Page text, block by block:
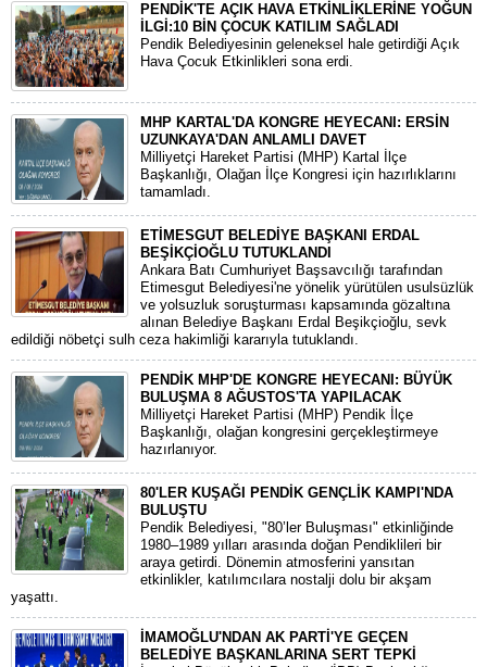
PENDİK'TE AÇIK HAVA ETKİNLİKLERİNE YOĞUN
İLGİ:10 BİN ÇOCUK KATILIM SAĞLADI
Pendik Belediyesinin geleneksel hale getirdiği Açık
Hava Çocuk Etkinlikleri sona erdi.
MHP KARTAL'DA KONGRE HEYECANI: ERSİN
UZUNKAYA'DAN ANLAMLI DAVET
Milliyetçi Hareket Partisi (MHP) Kartal İlçe
Başkanlığı, Olağan İlçe Kongresi için hazırlıklarını
tamamladı.
ETİMESGUT BELEDİYE BAŞKANI ERDAL
BEŞİKÇİOĞLU TUTUKLANDI
Ankara Batı Cumhuriyet Başsavcılığı tarafından
Etimesgut Belediyesi'ne yönelik yürütülen usulsüzlük
ve yolsuzluk soruşturması kapsamında gözaltına
alınan Belediye Başkanı Erdal Beşikçioğlu, sevk
edildiği nöbetçi sulh ceza hakimliği kararıyla tutuklandı.
PENDİK MHP'DE KONGRE HEYECANI: BÜYÜK
BULUŞMA 8 AĞUSTOS'TA YAPILACAK
​Milliyetçi Hareket Partisi (MHP) Pendik İlçe
Başkanlığı, olağan kongresini gerçekleştirmeye
hazırlanıyor.
80'LER KUŞAĞI PENDİK GENÇLİK KAMPI'NDA
BULUŞTU
Pendik Belediyesi, "80’ler Buluşması" etkinliğinde
1980–1989 yılları arasında doğan Pendiklileri bir
araya getirdi. Dönemin atmosferini yansıtan
etkinlikler, katılımcılara nostalji dolu bir akşam
yaşattı.
İMAMOĞLU'NDAN AK PARTİ'YE GEÇEN
BELEDİYE BAŞKANLARINA SERT TEPKİ